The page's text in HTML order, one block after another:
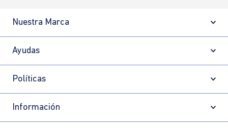
Nuestra Marca
Ayudas
Políticas
Información